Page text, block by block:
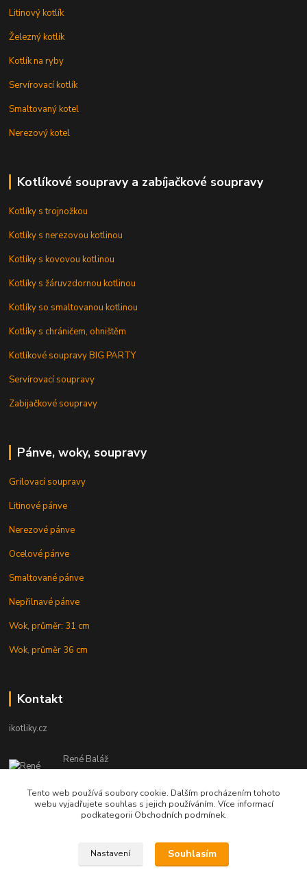
Litinový kotlík
Železný kotlík
Kotlík na ryby
Servírovací kotlík
Smaltovaný kotel
Nerezový kotel
Kotlíkové soupravy a zabíjačkové soupravy
Kotlíky s trojnožkou
Kotlíky s nerezovou kotlinou
Kotlíky s kovovou kotlinou
Kotlíky s žáruvzdornou kotlinou
Kotlíky so smaltovanou kotlinou
Kotlíky s chráničem, ohništěm
Kotlíkové soupravy BIG PARTY
Servírovací soupravy
Zabijačkové soupravy
Pánve, woky, soupravy
Grilovací soupravy
Litinové pánve
Nerezové pánve
Ocelové pánve
Smaltované pánve
Nepřilnavé pánve
Wok, průměr: 31 cm
Wok, průměr 36 cm
Kontakt
ikotliky.cz
René Baláž
Eshop: +421 902 212 007
od 8:00 - do 16:00 hod
info@ikotliky.cz
Tento web používá soubory cookie. Dalším procházením tohoto
webu vyjadřujete souhlas s jejich používáním. Více informací
podkategorii Obchodních podmínek.
Nastavení Souhlasím